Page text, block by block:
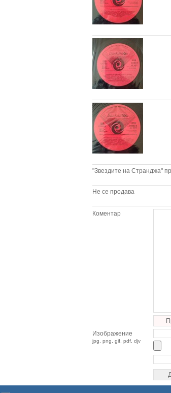
"Звездите на Странджа"
Не се продава
Коментар
Изображение
jpg, png, gif, pdf, djv